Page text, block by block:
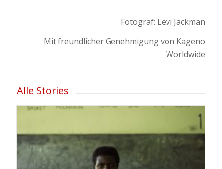
Fotograf: Levi Jackman
Mit freundlicher Genehmigung von Kageno
Worldwide
Alle Stories